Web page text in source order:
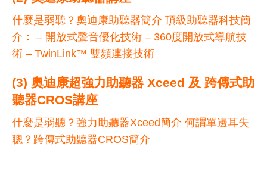
什麼是弱聽？奧迪康助聽器簡介 頂級助聽器科技簡
介： – 開放式聲音優化技術 – 360度開放式導航技
術 – TwinLink™ 雙頻連接技術
(3) 奧迪康超強力助聽器 Xceed 及 跨傳式助
聽器CROS講座
什麼是弱聽？強力助聽器Xceed簡介 何謂單邊耳失
聰？跨傳式助聽器CROS簡介